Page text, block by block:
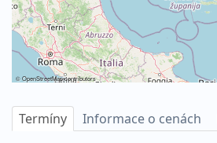
©OpenStreetMapcontributors
Termíny Informace o cenách